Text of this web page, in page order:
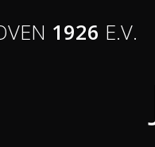
1926 E.V.